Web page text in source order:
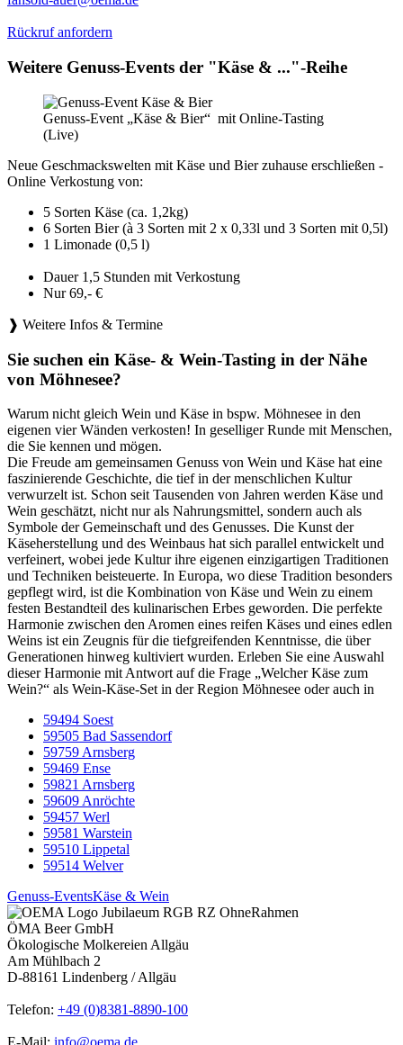
Rückruf anfordern
Weitere Genuss-Events der "Käse & ..."-Reihe
Genuss-Event „Käse & Bier“ mit Online-Tasting
(Live)
Neue Geschmackswelten mit Käse und Bier zuhause erschließen -
Online Verkostung von:
5 Sorten Käse (ca. 1,2kg)
6 Sorten Bier (à 3 Sorten mit 2 x 0,33l und 3 Sorten mit 0,5l)
1 Limonade (0,5 l)
Dauer 1,5 Stunden mit Verkostung
Nur 69,- €
❱ Weitere Infos & Termine
Sie suchen ein Käse- & Wein-Tasting in der Nähe
von Möhnesee?
Warum nicht gleich Wein und Käse in bspw. Möhnesee in den
eigenen vier Wänden verkosten! In geselliger Runde mit Menschen,
die Sie kennen und mögen.
Die Freude am gemeinsamen Genuss von Wein und Käse hat eine
faszinierende Geschichte, die tief in der menschlichen Kultur
verwurzelt ist. Schon seit Tausenden von Jahren werden Käse und
Wein geschätzt, nicht nur als Nahrungsmittel, sondern auch als
Symbole der Gemeinschaft und des Genusses. Die Kunst der
Käseherstellung und des Weinbaus hat sich parallel entwickelt und
verfeinert, wobei jede Kultur ihre eigenen einzigartigen Traditionen
und Techniken beisteuerte. In Europa, wo diese Tradition besonders
gepflegt wird, ist die Kombination von Käse und Wein zu einem
festen Bestandteil des kulinarischen Erbes geworden. Die perfekte
Harmonie zwischen den Aromen eines reifen Käses und eines edlen
Weins ist ein Zeugnis für die tiefgreifenden Kenntnisse, die über
Generationen hinweg kultiviert wurden. Erleben Sie eine Auswahl
dieser Harmonie mit Antwort auf die Frage „Welcher Käse zum
Wein?“ als Wein-Käse-Set in der Region Möhnesee oder auch in
59494 Soest
59505 Bad Sassendorf
59759 Arnsberg
59469 Ense
59821 Arnsberg
59609 Anröchte
59457 Werl
59581 Warstein
59510 Lippetal
59514 Welver
Genuss-EventsKäse & Wein
ÖMA Beer GmbH
Ökologische Molkereien Allgäu
Am Mühlbach 2
D-88161 Lindenberg / Allgäu
Telefon: +49 (0)8381-8890-100